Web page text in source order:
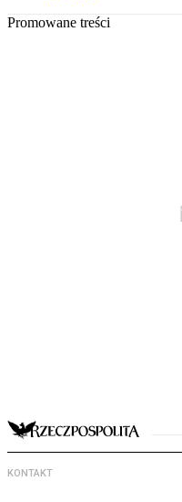
Promowane treści
KONTAKT